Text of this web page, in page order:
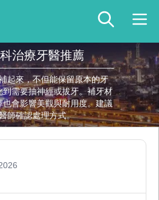
治療牙醫推薦
起來，不但能保留原本的牙
到需要抽神經或拔牙。補牙材
也會影響美觀與耐用度。建議
師確認處理方式。